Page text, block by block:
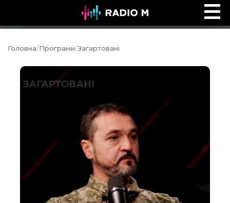
Music Ocean
Головна/Програми/Загартовані